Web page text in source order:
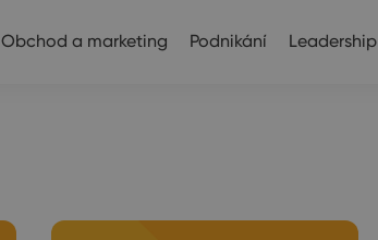
Obchod a marketing Podnikání Leadership